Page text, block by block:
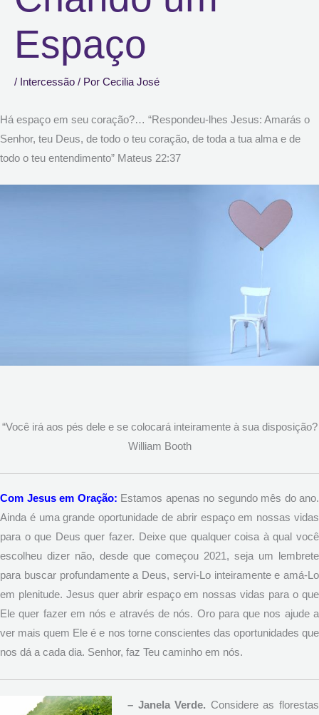
Espaço
/ Intercessão / Por Cecilia José
Há espaço em seu coração?… “Respondeu-lhes Jesus: Amarás o
Senhor, teu Deus, de todo o teu coração, de toda a tua alma e de
todo o teu entendimento” Mateus 22:37
“Você irá aos pés dele e se colocará inteiramente à sua disposição?
William Booth
Com Jesus em Oração: Estamos apenas no segundo mês do ano.
Ainda é uma grande oportunidade de abrir espaço em nossas vidas
para o que Deus quer fazer. Deixe que qualquer coisa à qual você
escolheu dizer não, desde que começou 2021, seja um lembrete
para buscar profundamente a Deus, servi-Lo inteiramente e amá-Lo
em plenitude. Jesus quer abrir espaço em nossas vidas para o que
Ele quer fazer em nós e através de nós. Oro para que nos ajude a
ver mais quem Ele é e nos torne conscientes das oportunidades que
nos dá a cada dia. Senhor, faz Teu caminho em nós.
– Janela Verde. Considere as florestas